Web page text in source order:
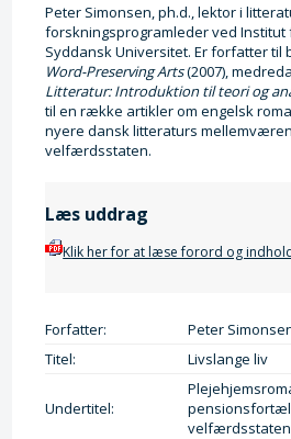
Peter Simonsen, ph.d., lektor i
forskningsprogramleder ved Institut
Syddansk Universitet. Er forfatter til
Word-Preserving Arts(2007),
Litteratur: Introduktion til teori og
til en række artikler om engelsk
nyere dansk litteraturs
velfærdsstaten.
Læs uddrag
Klik her for at læse forord og
Forfatter:
Peter
Titel:
Livslange liv
Undertitel:
velfærdsstaten